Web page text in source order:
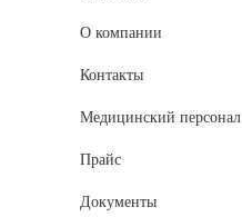
О компании
Контакты
Медицинский персонал
Прайс
Документы